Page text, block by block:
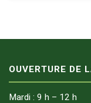
OUVERTURE DE
Mardi : 9 h – 12 h